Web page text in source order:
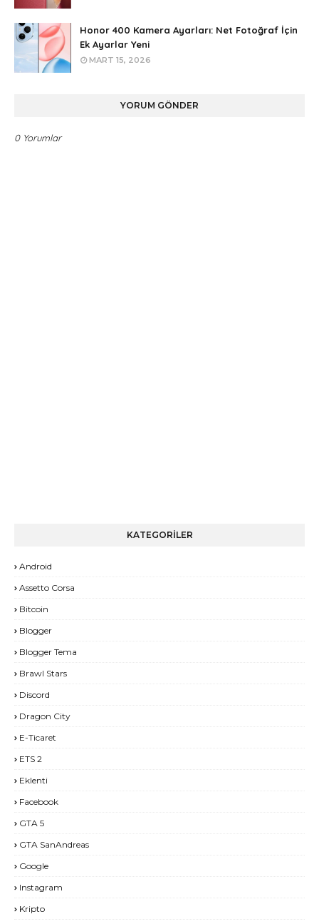
Honor 400 Kamera Ayarları: Net Fotoğraf İçin
Ek Ayarlar Yeni
MART 15, 2026
YORUM GÖNDER
0 Yorumlar
KATEGORİLER
Android
Assetto Corsa
Bitcoin
Blogger
Blogger Tema
Brawl Stars
Discord
Dragon City
E-Ticaret
ETS 2
Eklenti
Facebook
GTA 5
GTA SanAndreas
Google
Instagram
Kripto